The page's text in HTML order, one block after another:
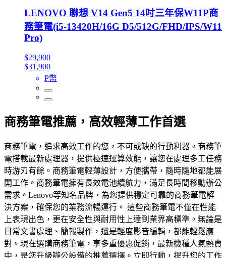
LENOVO 聯想 V14 Gen5 14吋三年保W11P商
務筆電(i5-13420H/16G D5/512G/FHD/IPS/W11
Pro)
$29,900
$31,900
P幣
商務筆電推薦，高效輕薄工作首選
商務筆電，追求高效工作的您，不可或缺的行動利器。商務筆
電搭載最新處理器，提供極速運算效能，讓您在處理多工任務
時游刃有餘。商務筆電輕薄設計，方便攜帶，隨時隨地都能展
開工作。商務筆電擁有長效電池續航力，滿足長時間移動辦公
需求。Lenovo等知名品牌，為您提供穩定可靠的商務筆電解
決方案，確保您的業務流暢運行。 這些商務筆電不僅在性能
上表現出色，更在安全性與耐用性上達到業界高標準。無論是
日常文書處理、簡報製作，還是輕度影音編輯，都能輕鬆應
對。現在選購商務筆電，享多重優惠促銷，最新機種人氣熱賣
中，是您升級辦公設備的推薦選擇。立即行動，提升您的工作